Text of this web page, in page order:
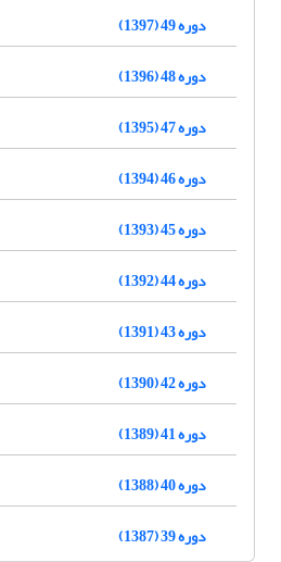
دوره 49 (1397)
دوره 48 (1396)
دوره 47 (1395)
دوره 46 (1394)
دوره 45 (1393)
دوره 44 (1392)
دوره 43 (1391)
دوره 42 (1390)
دوره 41 (1389)
دوره 40 (1388)
دوره 39 (1387)